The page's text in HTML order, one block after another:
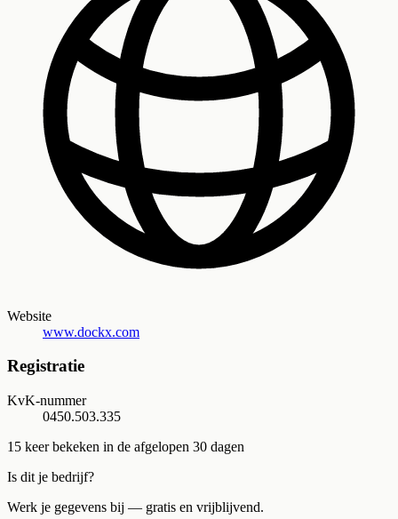
Website
www.dockx.com
Registratie
KvK-nummer
0450.503.335
15 keer bekeken in de afgelopen 30 dagen
Is dit je bedrijf?
Werk je gegevens bij — gratis en vrijblijvend.